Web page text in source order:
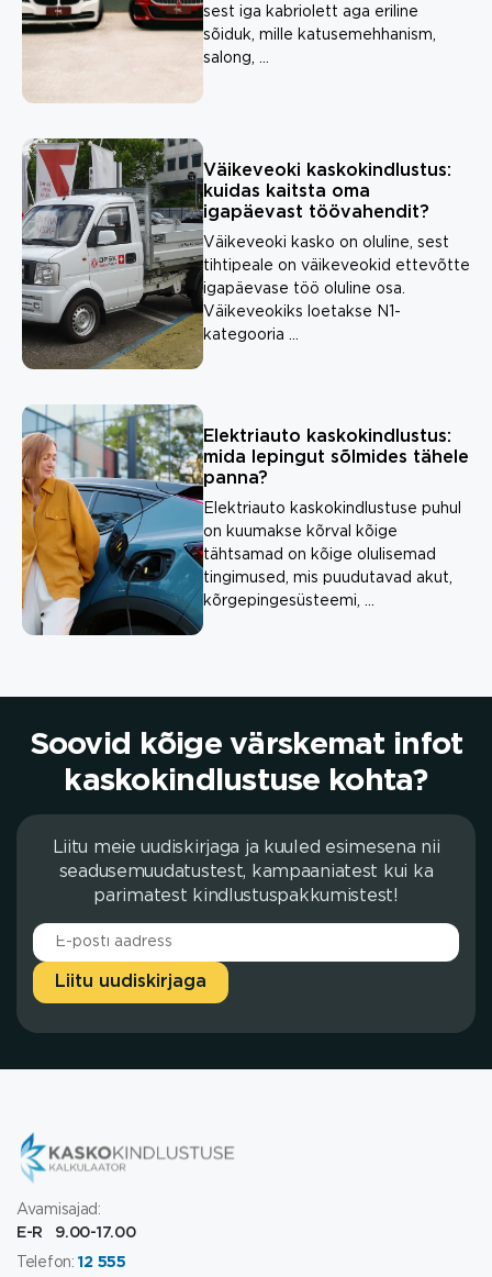
sest iga kabriolett aga eriline
sõiduk, mille katusemehhanism,
salong, ...
Väikeveoki kaskokindlustus:
kuidas kaitsta oma
igapäevast töövahendit?
Väikeveoki kasko on oluline, sest
tihtipeale on väikeveokid ettevõtte
igapäevase töö oluline osa.
Väikeveokiks loetakse N1-
kategooria ...
Elektriauto kaskokindlustus:
mida lepingut sõlmides tähele
panna?
Elektriauto kaskokindlustuse puhul
on kuumakse kõrval kõige
tähtsamad on kõige olulisemad
tingimused, mis puudutavad akut,
kõrgepingesüsteemi, ...
Soovid kõige värskemat infot
kaskokindlustuse kohta?
Liitu meie uudiskirjaga ja kuuled esimesena nii
seadusemuudatustest, kampaaniatest kui ka
parimatest kindlustuspakkumistest!
Liitu uudiskirjaga
Avamisajad:
E-R 9.00-17.00
Telefon:12 555